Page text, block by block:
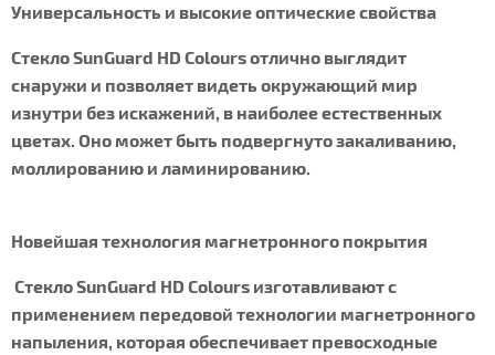
Универсальность и высокие оптические свойства
Стекло SunGuard HD Colours отлично выглядит
снаружи и позволяет видеть окружающий мир
изнутри без искажений, в наиболее естественных
цветах. Оно может быть подвергнуто закаливанию,
моллированию и ламинированию.
Новейшая технология магнетронного покрытия
Стекло SunGuard HD Colours изготавливают с
применением передовой технологии магнетронного
напыления, которая обеспечивает превосходные